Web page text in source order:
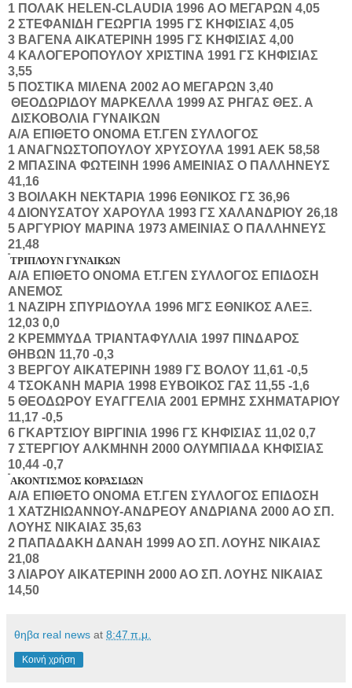
1 ΠΟΛΑΚ HELEN-CLAUDIA 1996 ΑΟ ΜΕΓΑΡΩΝ 4,05
2 ΣΤΕΦΑΝΙΔΗ ΓΕΩΡΓΙΑ 1995 ΓΣ ΚΗΦΙΣΙΑΣ 4,05
3 ΒΑΓΕΝΑ ΑΙΚΑΤΕΡΙΝΗ 1995 ΓΣ ΚΗΦΙΣΙΑΣ 4,00
4 ΚΑΛΟΓΕΡΟΠΟΥΛΟΥ ΧΡΙΣΤΙΝΑ 1991 ΓΣ ΚΗΦΙΣΙΑΣ
3,55
5 ΠΟΣΤΙΚΑ ΜΙΛΕΝΑ 2002 ΑΟ ΜΕΓΑΡΩΝ 3,40
ΘΕΟΔΩΡΙΔΟΥ ΜΑΡΚΕΛΛΑ 1999 ΑΣ ΡΗΓΑΣ ΘΕΣ. Α
ΔΙΣΚΟΒΟΛΙΑ ΓΥΝΑΙΚΩΝ
Α/Α ΕΠΙΘΕΤΟ ΟΝΟΜΑ ΕΤ.ΓΕΝ ΣΥΛΛΟΓΟΣ
1 ΑΝΑΓΝΩΣΤΟΠΟΥΛΟΥ ΧΡΥΣΟΥΛΑ 1991 ΑΕΚ 58,58
2 ΜΠΑΣΙΝΑ ΦΩΤΕΙΝΗ 1996 ΑΜΕΙΝΙΑΣ Ο ΠΑΛΛΗΝΕΥΣ
41,16
3 ΒΟΙΛΑΚΗ ΝΕΚΤΑΡΙΑ 1996 ΕΘΝΙΚΟΣ ΓΣ 36,96
4ΔΙΟΝΥΣΑΤΟΥ ΧΑΡΟΥΛΑ 1993 ΓΣ ΧΑΛΑΝΔΡΙΟΥ 26,18
5 ΑΡΓΥΡΙΟΥ ΜΑΡΙΝΑ 1973 ΑΜΕΙΝΙΑΣ Ο ΠΑΛΛΗΝΕΥΣ
21,48
ΤΡΙΠΛΟΥΝ ΓΥΝΑΙΚΩΝ
Α/Α ΕΠΙΘΕΤΟ ΟΝΟΜΑ ΕΤ.ΓΕΝ ΣΥΛΛΟΓΟΣ ΕΠΙΔΟΣΗ
ΑΝΕΜΟΣ
1 ΝΑΖΙΡΗ ΣΠΥΡΙΔΟΥΛΑ 1996 ΜΓΣ ΕΘΝΙΚΟΣ ΑΛΕΞ.
12,03 0,0
2 ΚΡΕΜΜΥΔΑ ΤΡΙΑΝΤΑΦΥΛΛΙΑ 1997 ΠΙΝΔΑΡΟΣ
ΘΗΒΩΝ 11,70 -0,3
3 ΒΕΡΓΟΥ ΑΙΚΑΤΕΡΙΝΗ 1989 ΓΣ ΒΟΛΟΥ 11,61 -0,5
4 ΤΣΟΚΑΝΗ ΜΑΡΙΑ 1998 ΕΥΒΟΙΚΟΣ ΓΑΣ 11,55 -1,6
5 ΘΕΟΔΩΡΟΥ ΕΥΑΓΓΕΛΙΑ 2001 ΕΡΜΗΣ ΣΧΗΜΑΤΑΡΙΟΥ
11,17 -0,5
6 ΓΚΑΡΤΣΙΟΥ ΒΙΡΓΙΝΙΑ 1996 ΓΣ ΚΗΦΙΣΙΑΣ 11,02 0,7
7 ΣΤΕΡΓΙΟΥ ΑΛΚΜΗΝΗ 2000 ΟΛΥΜΠΙΑΔΑ ΚΗΦΙΣΙΑΣ
10,44 -0,7
ΑΚΟΝΤΙΣΜΟΣ ΚΟΡΑΣΙΔΩΝ
Α/Α ΕΠΙΘΕΤΟ ΟΝΟΜΑ ΕΤ.ΓΕΝ ΣΥΛΛΟΓΟΣ ΕΠΙΔΟΣΗ
1 ΧΑΤΖΗΙΩΑΝΝΟΥ-ΑΝΔΡΕΟΥ ΑΝΔΡΙΑΝΑ 2000 ΑΟ ΣΠ.
ΛΟΥΗΣ ΝΙΚΑΙΑΣ 35,63
2 ΠΑΠΑΔΑΚΗ ΔΑΝΑΗ 1999 ΑΟ ΣΠ. ΛΟΥΗΣ ΝΙΚΑΙΑΣ
21,08
3ΛΙΑΡΟΥ ΑΙΚΑΤΕΡΙΝΗ 2000 ΑΟ ΣΠ. ΛΟΥΗΣ ΝΙΚΑΙΑΣ
14,50
θηβα real news at 8:47 π.μ.
Κοινή χρήση